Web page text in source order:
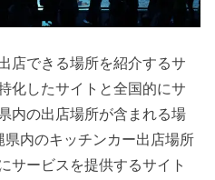
店できる場所を紹介するサ
化したサイトと全国的にサ
内の出店場所が含まれる場
内のキッチンカー出店場所
サービスを提供するサイト